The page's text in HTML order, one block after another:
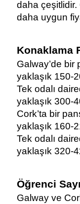
daha çeşitlidir.
daha uygun
Konaklama
Galway’de
yaklaşık 150-
Tek odalı
yaklaşık 300-
Cork’ta bir
yaklaşık 160-
Tek odalı
yaklaşık 320-
Öğrenci
Galway ve